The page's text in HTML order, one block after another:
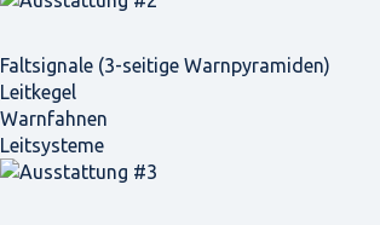
Faltsignale (3-seitige Warnpyramiden)
Leitkegel
Warnfahnen
Leitsysteme